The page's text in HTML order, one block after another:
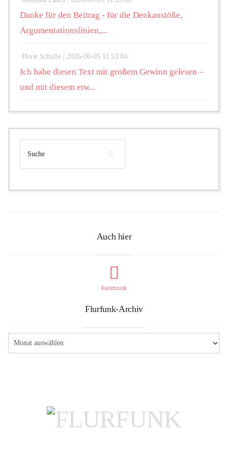
Danke für den Beitrag - für die Denkanstöße,
Argumentationslinien,...
Horst Schulte | 2026-06-05 11:53:04
Ich habe diesen Text mit großem Gewinn gelesen –
und mit diesem etw...
Auch hier
Facebook
Flurfunk-Archiv